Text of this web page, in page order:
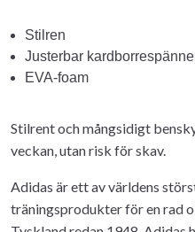
Stilren
Justerbar
EVA-foam
Stilrent och mångsidigt
veckan, utan risk för skav.
Adidas är ett av världens
träningsprodukter för en rad